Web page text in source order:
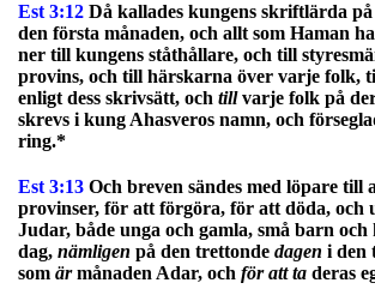
Est 3:12 Då kallades kungens skriftlärda
den första månaden, och allt som Haman
ner till kungens ståthållare, och till
provins, och till härskarna över varje folk,
enligt dess skrivsätt, och tillvarje folk på
skrevs i kung Ahasveros namn, och
ring.*
Est 3:13 Och breven sändes med löpare till
provinser, för att förgöra, för att döda, och
Judar, både unga och gamla, små barn
dag, nämligen på den trettonde dagen i den
som ärmånaden Adar, och för att ta deras